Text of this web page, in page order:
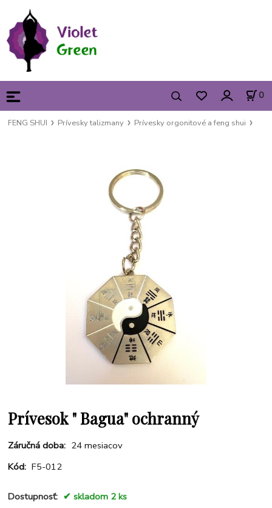
0
FENG SHUI Prívesky talizmany Prívesky orgonitové a feng shui
Prívesok " Bagua" ochranný
Záručná doba: 24 mesiacov
Kód: F5-012
Dostupnosť: skladom 2 ks